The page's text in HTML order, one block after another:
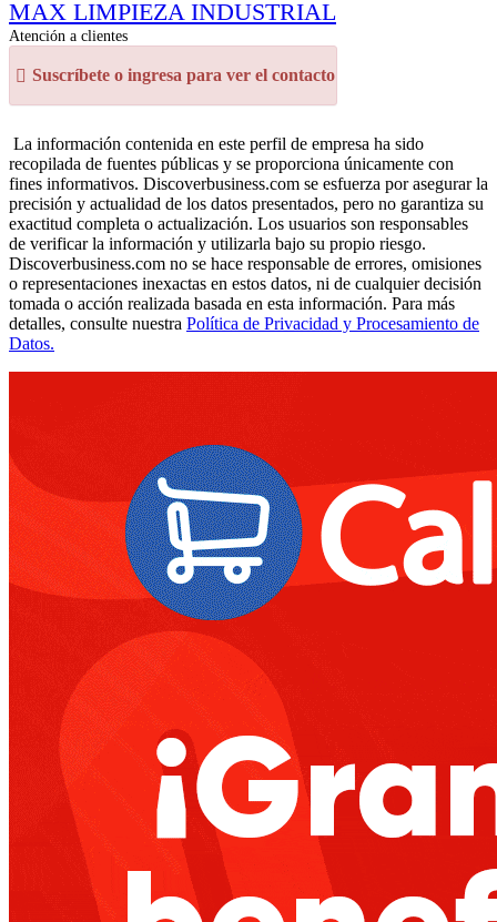
MAX LIMPIEZA INDUSTRIAL
Atención a clientes
Suscríbete o ingresa para ver el contacto
La información contenida en este perfil de empresa ha sido
recopilada de fuentes públicas y se proporciona únicamente con
fines informativos. Discoverbusiness.com se esfuerza por asegurar la
precisión y actualidad de los datos presentados, pero no garantiza su
exactitud completa o actualización. Los usuarios son responsables
de verificar la información y utilizarla bajo su propio riesgo.
Discoverbusiness.com no se hace responsable de errores, omisiones
o representaciones inexactas en estos datos, ni de cualquier decisión
tomada o acción realizada basada en esta información. Para más
detalles, consulte nuestra Política de Privacidad y Procesamiento de
Datos.